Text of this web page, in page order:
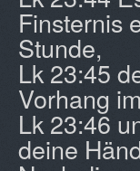
Finsternis
Stunde,
Lk 23:45
Vorhang
Lk 23:46
deine